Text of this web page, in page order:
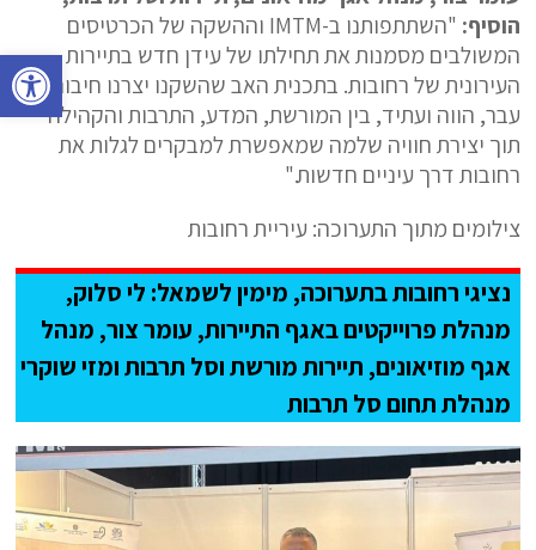
פתח סרגל נגישות
הוסיף:
"השתתפותנו ב-IMTM וההשקה של הכרטיסים
המשולבים מסמנות את תחילתו של עידן חדש בתיירות
העירונית של רחובות. בתכנית האב שהשקנו יצרנו חיבור בין
עבר, הווה ועתיד, בין המורשת, המדע, התרבות והקהילה
תוך יצירת חוויה שלמה שמאפשרת למבקרים לגלות את
רחובות דרך עיניים חדשות."
צילומים מתוך התערוכה: עיריית רחובות
נציגי רחובות בתערוכה, מימין לשמאל: לי סלוק,
מנהלת פרוייקטים באגף התיירות, עומר צור, מנהל
אגף מוזיאונים, תיירות מורשת וסל תרבות ומזי שוקרי
מנהלת תחום סל תרבות